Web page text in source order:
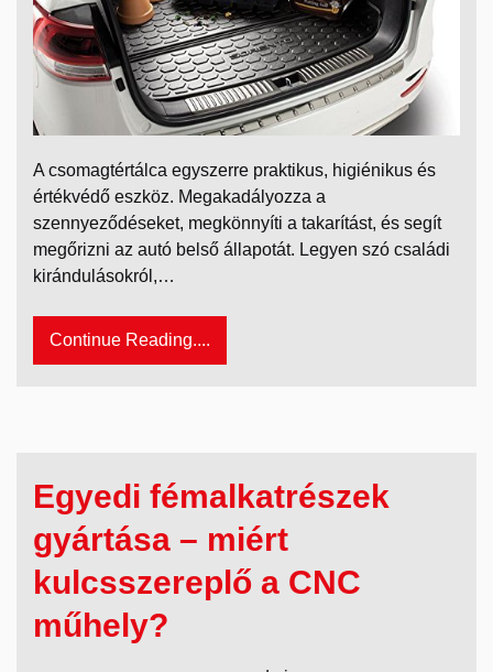
A csomagtértálca egyszerre praktikus, higiénikus és
értékvédő eszköz. Megakadályozza a
szennyeződéseket, megkönnyíti a takarítást, és segít
megőrizni az autó belső állapotát. Legyen szó családi
kirándulásokról,…
Continue Reading....
Egyedi fémalkatrészek
gyártása – miért
kulcsszereplő a CNC
műhely?